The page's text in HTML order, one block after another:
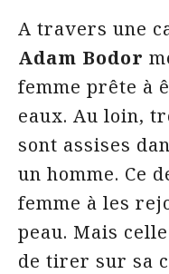
A travers une
Adam Bodor
femme prête à
eaux. Au loin,
sont assises
un homme. Ce
femme à les
peau. Mais
de tirer sur sa